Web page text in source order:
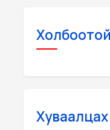
Хуваалцах